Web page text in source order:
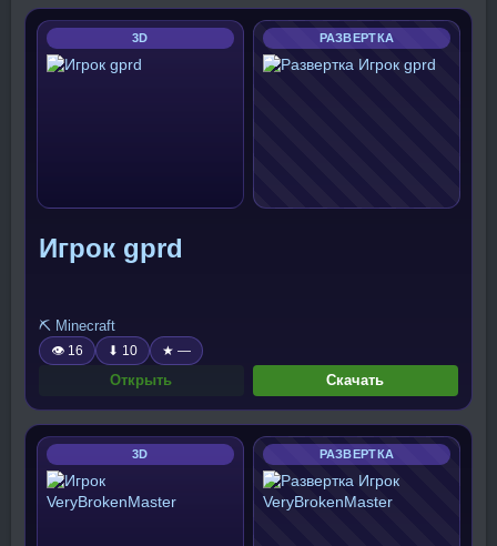
3D РАЗВЕРТКА
Игрок gprd
⛏️ Minecraft
👁 16 ⬇ 10 ★ —
Открыть Скачать
3D РАЗВЕРТКА